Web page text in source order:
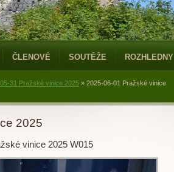
ČLENOVÉ SOUTĚŽE ROZHLEDNY
31 Pražské vinice 2025 » 2025-06-01 Pražské vinice
2025
vinice 2025 W015